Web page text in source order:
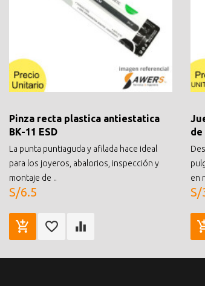
Pinza recta plastica antiestatica
BK-11 ESD
La punta puntiaguda y afilada hace ideal
para los joyeros, abalorios, inspección y
montaje de ..
S/6.5
de
en
S/